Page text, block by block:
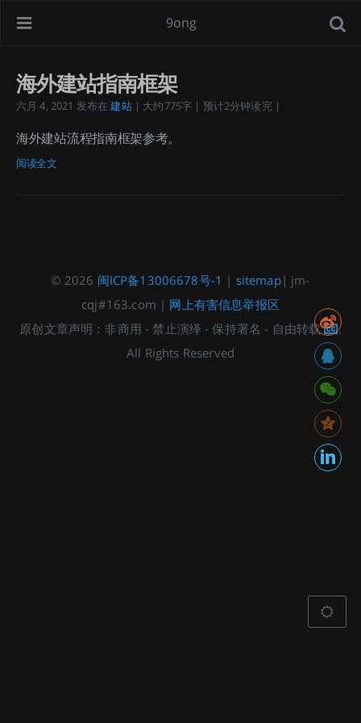
9ong
海外建站指南框架
六月 4, 2021 发布在 建站 | 大约775字 | 预计2分钟读完 |
海外建站流程指南框架参考。
阅读全文
© 2026 闽ICP备13006678号-1 | sitemap| jm-
cqj#163.com | 网上有害信息举报区
原创文章声明：非商用 - 禁止演绎 - 保持署名 - 自由转载
.
All Rights Reserved